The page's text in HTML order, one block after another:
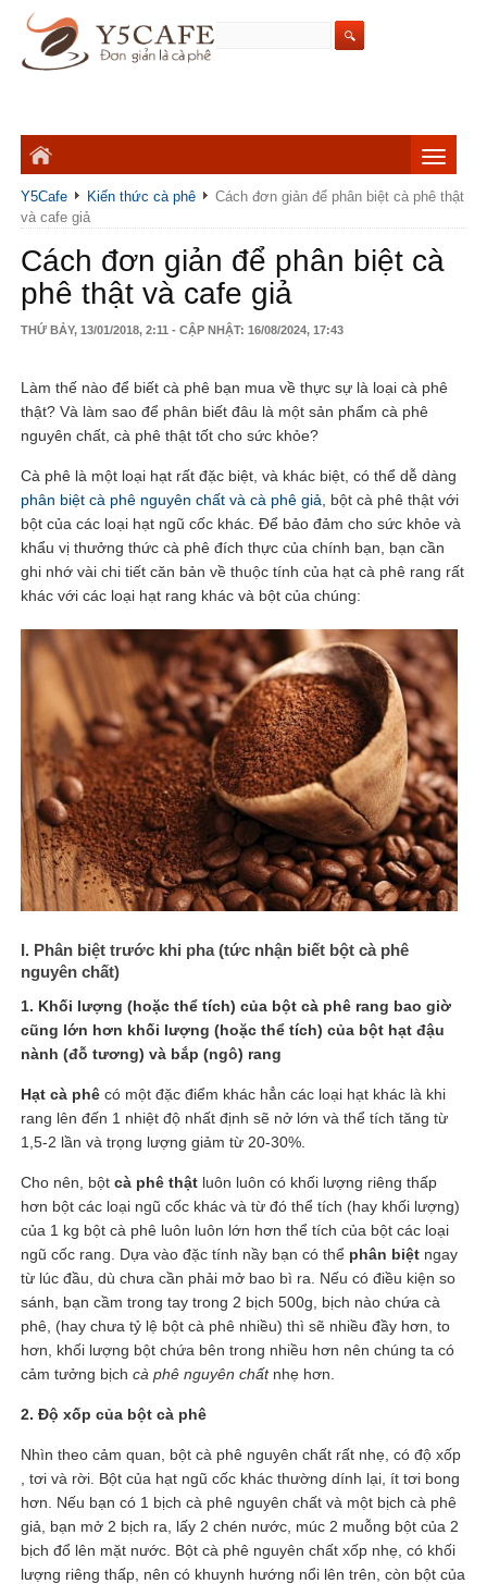
Y5Cafe Kiến thức cà phê
Cách đơn giản để phân biệt cà phê thật
và cafe giả
Cách đơn giản để phân biệt cà
phê thật và cafe giả
THỨ BẢY, 13/01/2018, 2:11 - CẬP NHẬT: 16/08/2024, 17:43
Làm thế nào để biết cà phê bạn mua về thực sự là loại cà phê
thật? Và làm sao để phân biết đâu là một sản phẩm cà phê
nguyên chất, cà phê thật tốt cho sức khỏe?
Cà phê là một loại hạt rất đặc biệt, và khác biệt, có thể dễ dàng
phân biệt cà phê nguyên chất và cà phê giả , bột cà phê thật với
bột của các loại hạt ngũ cốc khác. Để bảo đảm cho sức khỏe và
khẩu vị thưởng thức cà phê đích thực của chính bạn, bạn cần
ghi nhớ vài chi tiết căn bản về thuộc tính của hạt cà phê rang rất
khác với các loại hạt rang khác và bột của chúng:
I. Phân biệt trước khi pha (tức nhận biết bột cà phê
nguyên chất)
1. Khối lượng (hoặc thể tích) của bột cà phê rang bao giờ
cũng lớn hơn khối lượng (hoặc thể tích) của bột hạt đậu
nành (đỗ tương) và bắp (ngô) rang
Hạt cà phê có một đặc điểm khác hẳn các loại hạt khác là khi
rang lên đến 1 nhiệt độ nhất định sẽ nở lớn và thể tích tăng từ
1,5-2 lần và trọng lượng giảm từ 20-30%.
Cho nên, bộtcà phê thật luôn luôn có khối lượng riêng thấp
hơn bột các loại ngũ cốc khác và từ đó thể tích (hay khối lượng)
của 1 kg bột cà phê luôn luôn lớn hơn thể tích của bột các loại
ngũ cốc rang. Dựa vào đặc tính nầy bạn có thể phân biệt ngay
từ lúc đầu, dù chưa cần phải mở bao bì ra. Nếu có điều kiện so
sánh, bạn cầm trong tay trong 2 bịch 500g, bịch nào chứa cà
phê, (hay chưa tỷ lệ bột cà phê nhiều) thì sẽ nhiều đầy hơn, to
hơn, khối lượng bột chứa bên trong nhiều hơn nên chúng ta có
cảm tưởng bịchcà phê nguyên chấtnhẹ hơn.
2. Độ xốp của bột cà phê
Nhìn theo cảm quan, bột cà phê nguyên chất rất nhẹ, có độ xốp
, tơi và rời. Bột của hạt ngũ cốc khác thường dính lại, ít tơi bong
hơn. Nếu bạn có 1 bịch cà phê nguyên chất và một bịch cà phê
giả, bạn mở 2 bịch ra, lấy 2 chén nước, múc 2 muỗng bột của 2
bịch đổ lên mặt nước. Bột cà phê nguyên chất xốp nhẹ, có khối
lượng riêng thấp, nên có khuynh hướng nổi lên trên, còn bột của